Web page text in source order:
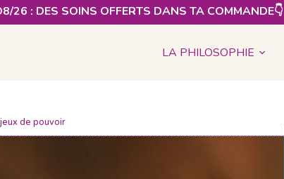
26 : DES SOINS OFFERTS DANS TA COMMANDE👇​
LA PHILOSOPHIE
de pouvoir